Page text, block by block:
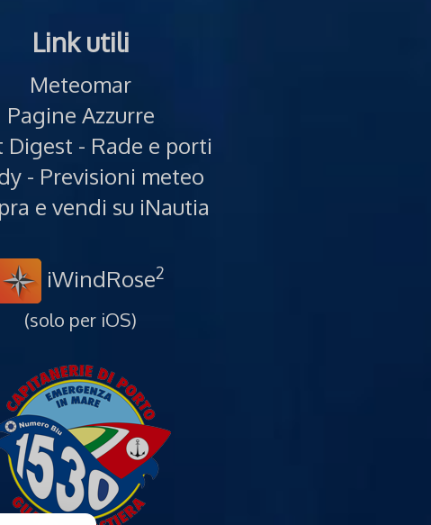
Link utili
Meteomar
Pagine Azzurre
Digest - Rade e porti
- Previsioni meteo
e vendi su iNautia
iWindRose2
(solo per iOS)